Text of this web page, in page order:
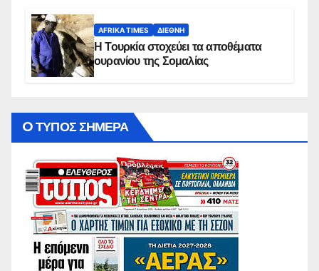
AFRIKA TIMES ΔΙΕΘΝΉ
Η Τουρκία στοχεύει τα αποθέματα
ουρανίου της Σομαλίας
O ΤΥΠΟΣ ΣΗΜΕΡΑ